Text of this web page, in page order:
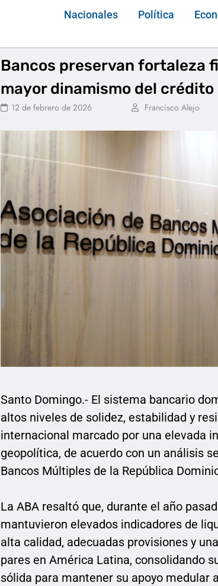
Nacionales Política
Bancos preservan fortaleza
mayor dinamismo del crédito
12 de febrero de 2026 Francisco Alejo
Santo Domingo.- El sistema bancario
altos niveles de solidez, estabilidad y
internacional marcado por una elevada
geopolítica, de acuerdo con un análisis
Bancos Múltiples de la República
La ABA resaltó que, durante el año
mantuvieron elevados indicadores de
alta calidad, adecuadas provisiones y
pares en América Latina, consolidando
sólida para mantener su apoyo medular